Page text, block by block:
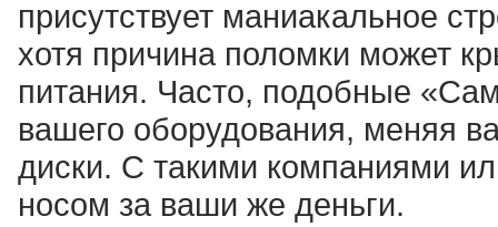
присутствует маниакальное
хотя причина поломки может
питания. Часто, подобные
вашего оборудования, меняя
диски. С такими компаниями
носом за ваши же деньги.